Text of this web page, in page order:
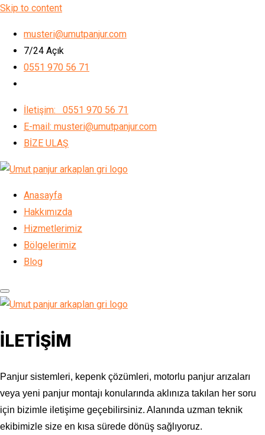
Skip to content
musteri@umutpanjur.com
7/24 Açık
0551 970 56 71
İletişim: 0551 970 56 71
E-mail: musteri@umutpanjur.com
BİZE ULAŞ
Anasayfa
Hakkımızda
Hizmetlerimiz
Bölgelerimiz
Blog
İLETİŞİM
Panjur sistemleri, kepenk çözümleri, motorlu panjur arızaları
veya yeni panjur montajı konularında aklınıza takılan her soru
için bizimle iletişime geçebilirsiniz. Alanında uzman teknik
ekibimizle size en kısa sürede dönüş sağlıyoruz.